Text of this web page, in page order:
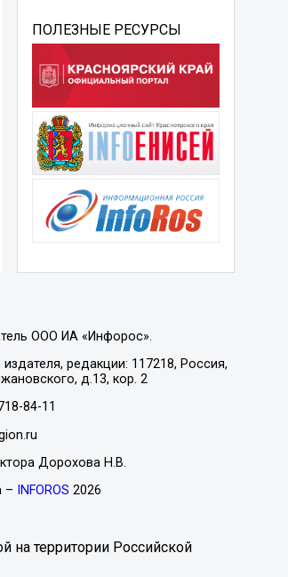
ПОЛЕЗНЫЕ РЕСУРСЫ
ООО ИА «Инфорос».
редакции: 117218, Россия,
д.13, кор. 2
84-11
Дорохова Н.В.
– INFOROS 2026
на территории Российской